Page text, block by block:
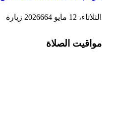
الثلاثاء، 12 مايو 2026 664 زيارة
مواقيت الصلاة